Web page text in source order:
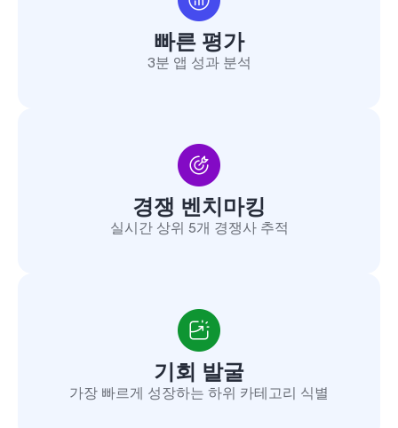
빠른 평가
3분 앱 성과 분석
경쟁 벤치마킹
실시간 상위 5개 경쟁사 추적
기회 발굴
가장 빠르게 성장하는 하위 카테고리 식별